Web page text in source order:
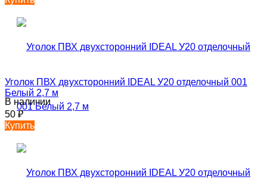
Уголок ПВХ двухсторонний IDEAL У20 отделочный 001
Белый 2,7 м
В наличии
50₽
Купить